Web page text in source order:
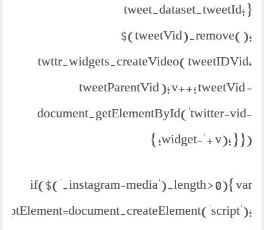
tweet.dataset.tweetId; }
$(tweetVid).remove();
twttr.widgets.createVideo( tweetIDVid,
tweetParentVid ); v++; tweetVid =
document.getElementById('twitter-vid-
widget-' + v); } }); }
if($('.instagram-media').length > 0){ var